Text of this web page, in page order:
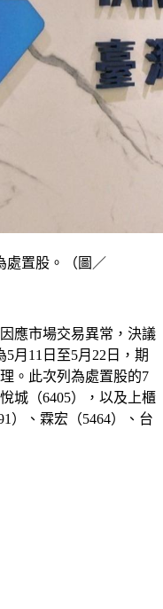
處置股。（圖／
應市場交易異常，決議
月11日至5月22日，期
。此次列為處置股的7
城（6405），以及上櫃
）、霖宏（5464）、台